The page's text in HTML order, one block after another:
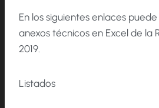
En los siguientes enlaces
anexos técnicos en Excel de la
2019.
Listados